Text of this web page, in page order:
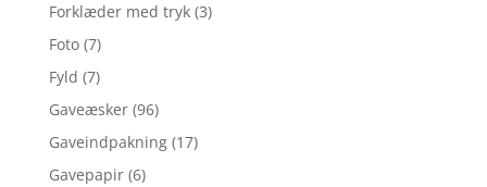
Forklæder med tryk (3)
Foto (7)
Fyld (7)
Gaveæsker (96)
Gaveindpakning (17)
Gavepapir (6)